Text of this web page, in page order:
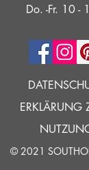
Do. -Fr. 10 -
ERKLÄRUNG
© 2021